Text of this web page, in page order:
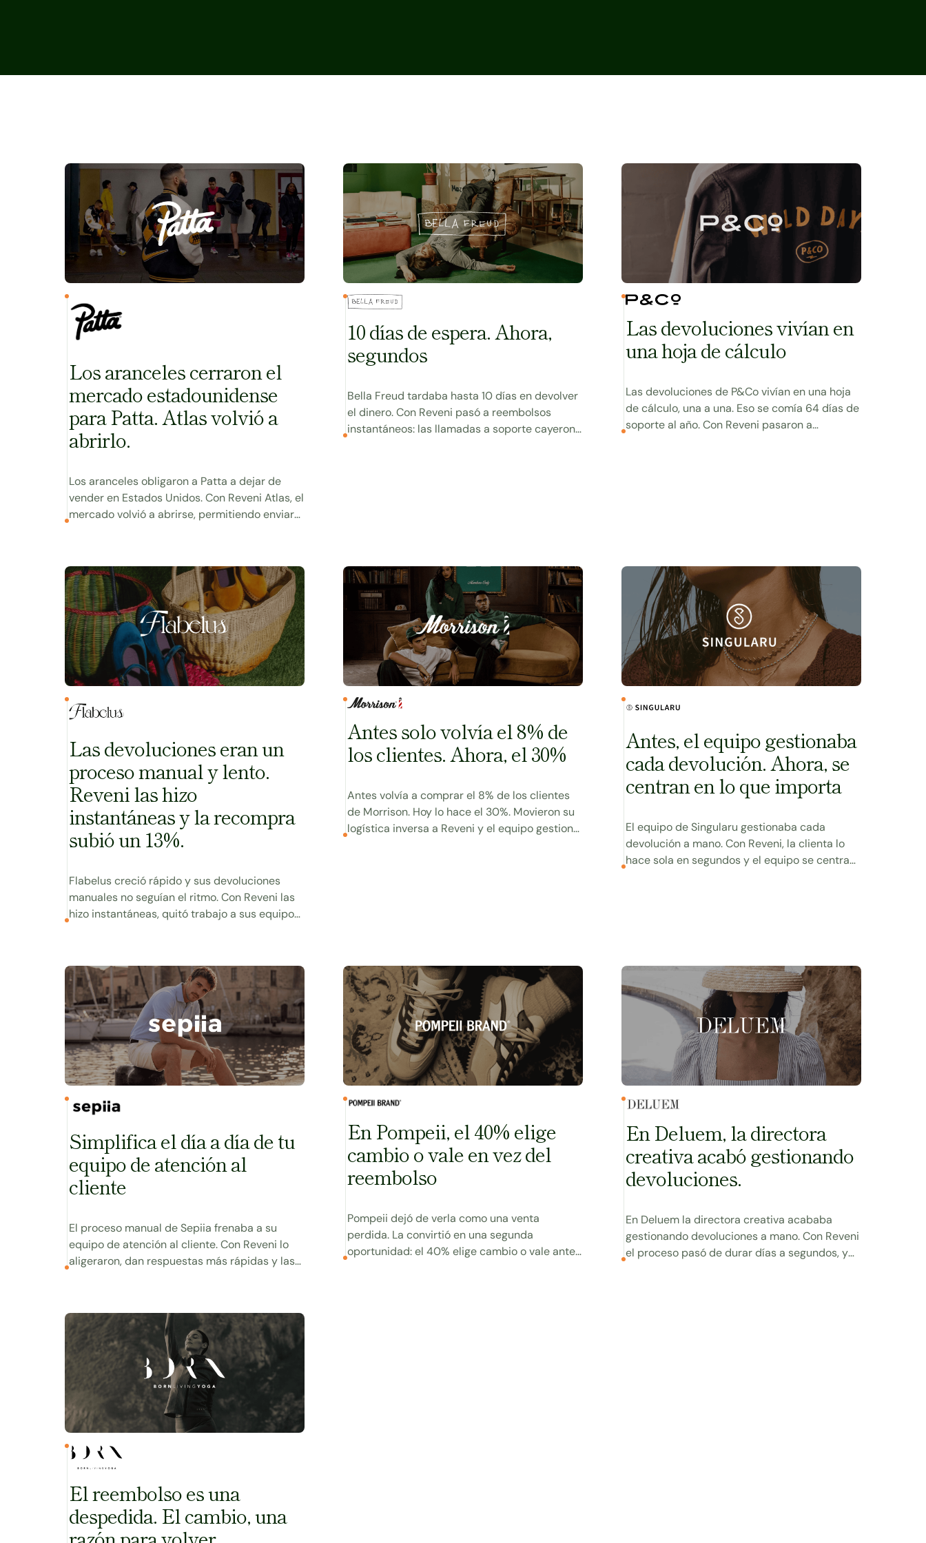
Los aranceles cerraron el
mercado estadounidense
para Patta. Atlas volvió a
abrirlo.
Los aranceles obligaron a Patta a dejar de
vender en Estados Unidos. Con Reveni Atlas, el
mercado volvió a abrirse, permitiendo enviar
clientes.
10 días de espera. Ahora,
segundos
Bella Freud tardaba hasta 10 días en devolver
el dinero. Con Reveni pasó a reembolsos
instantáneos: las llamadas a soporte cayeron
Ver caso
Las devoluciones vivían en
una hoja de cálculo
Las devoluciones de P&Co vivían en una hoja
de cálculo, una a una. Eso se comía 64 días de
soporte al año. Con Reveni pasaron a
Ver caso
Las devoluciones eran un
proceso manual y lento.
Reveni las hizo
instantáneas y la recompra
subió un 13%.
Flabelus creció rápido y sus devoluciones
manuales no seguían el ritmo. Con Reveni las
hizo instantáneas, quitó trabajo a sus equipos
Antes solo volvía el 8% de
los clientes. Ahora, el 30%
Antes volvía a comprar el 8% de los clientes
de Morrison. Hoy lo hace el 30%. Movieron su
logística inversa a Reveni y el equipo gestiona
Ver caso
Antes, el equipo gestionaba
cada devolución. Ahora, se
centran en lo que importa
El equipo de Singularu gestionaba cada
devolución a mano. Con Reveni, la clienta lo
hace sola en segundos y el equipo se centra
Ver caso
Simplifica el día a día de tu
equipo de atención al
cliente
El proceso manual de Sepiia frenaba a su
equipo de atención al cliente. Con Reveni lo
aligeraron, dan respuestas más rápidas y las
En Pompeii, el 40% elige
cambio o vale en vez del
reembolso
Pompeii dejó de verla como una venta
perdida. La convirtió en una segunda
oportunidad: el 40% elige cambio o vale antes
En Deluem, la directora
creativa acabó gestionando
devoluciones.
En Deluem la directora creativa acababa
gestionando devoluciones a mano. Con Reveni
el proceso pasó de durar días a segundos, y
El reembolso es una
despedida. El cambio, una